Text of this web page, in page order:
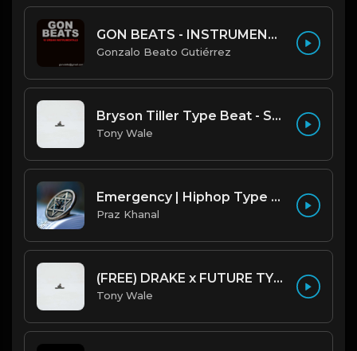
GON BEATS - INSTRUMENTAL 219001 [150BPM] [TRAP]
Gonzalo Beato Gutiérrez
Bryson Tiller Type Beat - Smoking Aces (F Minor) (Prod by Tony Wale)
Tony Wale
Emergency | Hiphop Type Beat [Copyright Free Music]
Praz Khanal
(FREE) DRAKE x FUTURE TYPE BEAT - Under Water 122 bpm (Prod by Tony Wale)
Tony Wale